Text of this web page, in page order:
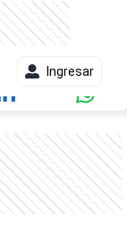
Ingresar